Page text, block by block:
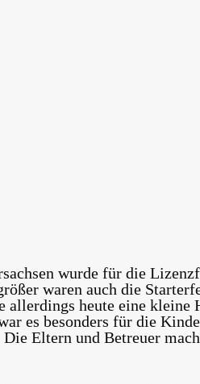
wurde für die
waren auch die
allerdings heute eine
es besonders für die
Eltern und Betreuer